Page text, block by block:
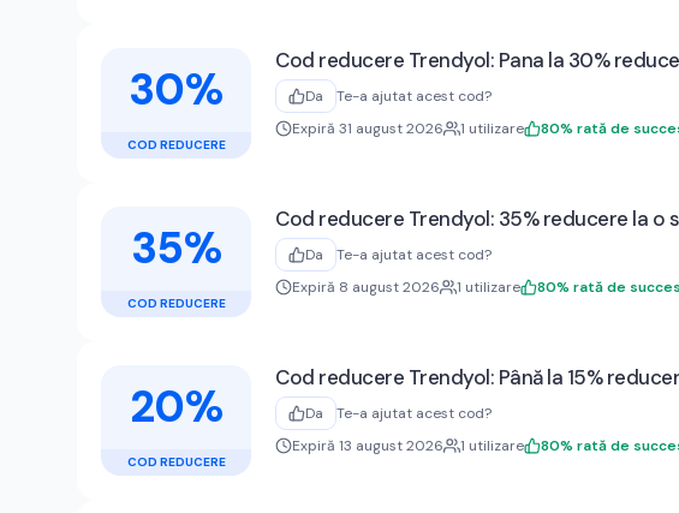
30%
COD REDUCERE
Cod reducere Trendyol: Pana la 30%
Da Te-a ajutat acest cod?
Expiră 31 august 2026 1 utilizare 80% rată de
35%
COD REDUCERE
Cod reducere Trendyol: 35% reducere la
Da Te-a ajutat acest cod?
Expiră 8 august 2026 1 utilizare 80% rată de succes
20%
COD REDUCERE
Cod reducere Trendyol: Până la 15%
Da Te-a ajutat acest cod?
Expiră 13 august 2026 1 utilizare 80% rată de